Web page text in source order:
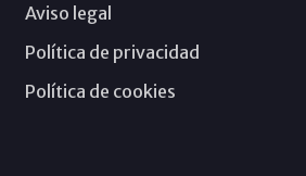
Aviso legal
Política de privacidad
Política de cookies